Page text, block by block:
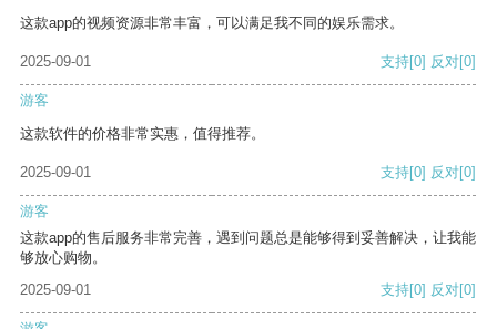
这款app的视频资源非常丰富，可以满足我不同的娱乐需求。
2025-09-01 支持[0] 反对[0]
游客
这款软件的价格非常实惠，值得推荐。
2025-09-01 支持[0] 反对[0]
游客
这款app的售后服务非常完善，遇到问题总是能够得到妥善解决，让我能
够放心购物。
2025-09-01
支持[0] 反对[0]